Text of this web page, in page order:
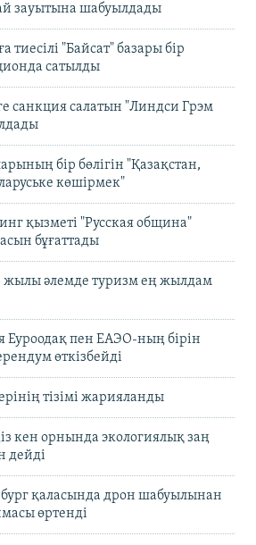
зауытына шабуылдады
тиесілі "Байсат" базары бір
сатылды
санкция салатын "Линдси Грэм
бір бөлігін "Қазақстан,
көшірмек"
қызметі "Русская община"
бұғаттады
жылы әлемде туризм ең жылдам
пен ЕАЭО-ның бірін
өткізбейді
тізімі жарияланды
кен орнында экологиялық заң
дейді
қаласында дрон шабуылынан
өртенді